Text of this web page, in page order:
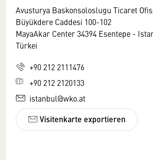
Details finden Sie in unserer
Datenschutzerklärung. Sie können
Einstellungen jederzeit in den
Einstellungen im Footer unserer
Avusturya Baskonsoloslugu Ticaret
Büyükdere Caddesi 100-102
MayaAkar Center 34394 Esentepe -
Türkei
+90 212 2111476
+90 212 2120133
istanbul@wko.at
Visitenkarte exportieren